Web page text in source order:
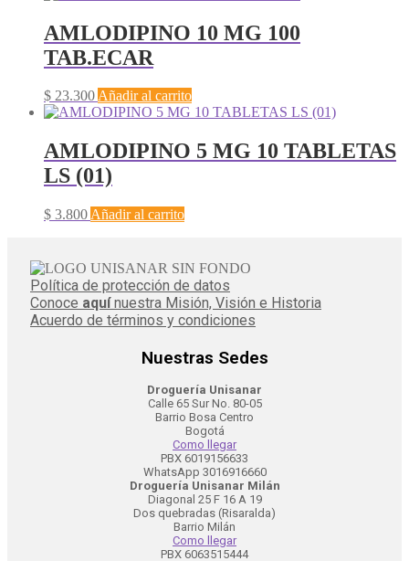
AMLODIPINO 10 MG 100
TAB.ECAR
$ 23.300Añadir al carrito
AMLODIPINO 5 MG 10 TABLETAS
LS (01)
$ 3.800 Añadir al carrito
Política de protección de datos
Conoce aquínuestra Misión, Visión e Historia
Acuerdo de términos y condiciones
Nuestras Sedes
Droguería Unisanar
Calle 65 Sur No. 80-05
Barrio Bosa Centro
Bogotá
Como llegar
PBX 6019156633
WhatsApp 3016916660
Droguería Unisanar Milán
Diagonal 25 F 16 A 19
Dos quebradas (Risaralda)
Barrio Milán
Como llegar
PBX 6063515444